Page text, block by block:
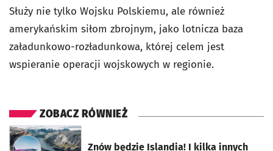
Służy nie tylko Wojsku Polskiemu, ale również
amerykańskim siłom zbrojnym, jako lotnicza baza
załadunkowo-rozładunkowa, której celem jest
wspieranie operacji wojskowych w regionie.
ZOBACZ RÓWNIEŻ
Znów będzie Islandia! I kilka innych
otworzy się w nowej karcie